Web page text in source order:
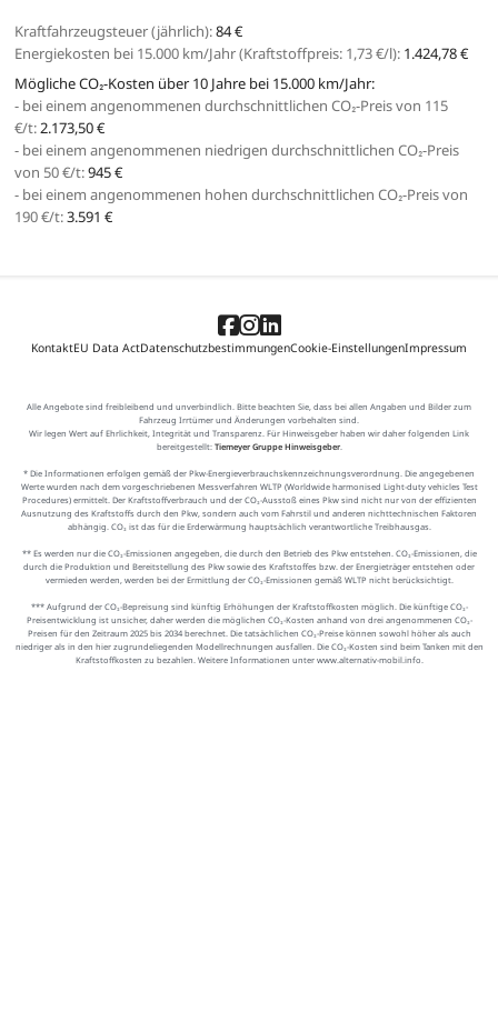
Kraftfahrzeugsteuer (jährlich):84 €
Energiekosten bei 15.000 km/Jahr (Kraftstoffpreis: 1,73€/l): 1.424,78 €
Mögliche CO₂-Kosten über 10 Jahre bei 15.000 km/Jahr:
- bei einem angenommenen durchschnittlichen CO₂-Preis von 115
€/t:2.173,50 €
- bei einem angenommenen niedrigen durchschnittlichen CO₂-Preis
von 50 €/t:945 €
- bei einem angenommenen hohen durchschnittlichen CO₂-Preis von
190 €/t:3.591 €
KontaktEU Data ActDatenschutzbestimmungenCookie-EinstellungenImpressum
Alle Angebote sind freibleibend und unverbindlich. Bitte beachten Sie, dass bei allen Angaben und Bilder zum
Fahrzeug Irrtümer und Änderungen vorbehalten sind.
Wir legen Wert auf Ehrlichkeit, Integrität und Transparenz. Für Hinweisgeber haben wir daher folgenden Link
bereitgestellt: Tiemeyer Gruppe Hinweisgeber.
* Die Informationen erfolgen gemäß der Pkw-Energieverbrauchskennzeichnungsverordnung. Die angegebenen
Werte wurden nach dem vorgeschriebenen Messverfahren WLTP (Worldwide harmonised Light-duty vehicles Test
Procedures) ermittelt. Der Kraftstoffverbrauch und der CO₂-Ausstoß eines Pkw sind nicht nur von der effizienten
Ausnutzung des Kraftstoffs durch den Pkw, sondern auch vom Fahrstil und anderen nichttechnischen Faktoren
abhängig. CO₂ ist das für die Erderwärmung hauptsächlich verantwortliche Treibhausgas.
** Es werden nur die CO₂-Emissionen angegeben, die durch den Betrieb des Pkw entstehen. CO₂-Emissionen, die
durch die Produktion und Bereitstellung des Pkw sowie des Kraftstoffes bzw. der Energieträger entstehen oder
vermieden werden, werden bei der Ermittlung der CO₂-Emissionen gemäß WLTP nicht berücksichtigt.
*** Aufgrund der CO₂-Bepreisung sind künftig Erhöhungen der Kraftstoffkosten möglich. Die künftige CO₂-
Preisentwicklung ist unsicher, daher werden die möglichen CO₂-Kosten anhand von drei angenommenen CO₂-
Preisen für den Zeitraum 2025 bis 2034 berechnet. Die tatsächlichen CO₂-Preise können sowohl höher als auch
niedriger als in den hier zugrundeliegenden Modellrechnungen ausfallen. Die CO₂-Kosten sind beim Tanken mit den
Kraftstoffkosten zu bezahlen. Weitere Informationen unter www.alternativ-mobil.info.